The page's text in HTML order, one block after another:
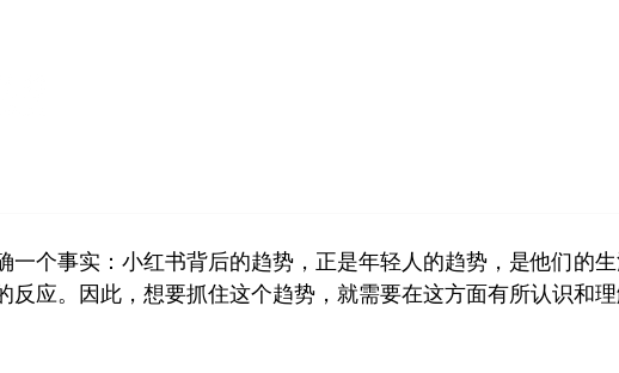
一个事实：小红书背后的趋势，正是年轻人的趋势，是他们的
反应。因此，想要抓住这个趋势，就需要在这方面有所认识和理